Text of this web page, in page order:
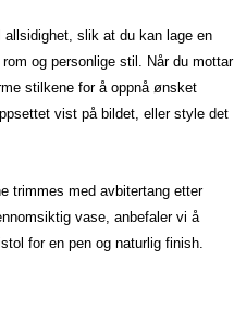
allsidighet, slik at du kan lage en
og personlige stil. Når du mottar
stilkene for å oppnå ønsket
vist på bildet, eller style det
trimmes med avbitertang etter
vase, anbefaler vi å
for en pen og naturlig finish.